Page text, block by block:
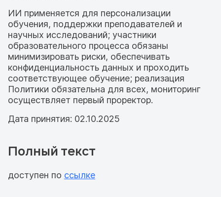
ИИ применяется для персонализации
обучения, поддержки преподавателей и
научных исследований; участники
образовательного процесса обязаны
минимизировать риски, обеспечивать
конфиденциальность данных и проходить
соответствующее обучение; реализация
Политики обязательна для всех, мониторинг
осуществляет первый проректор.
Дата принятия: 02.10.2025
Полный текст
доступен по ссылке